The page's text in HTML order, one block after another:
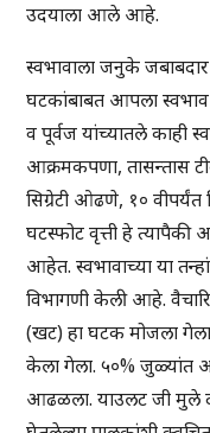
उदयाला आले आहे.
स्वभावाला जनुके
घटकांबाबत आपला
व पूर्वज यांच्यातले काही
आक्रमकपणा, तासन्तास
सिग्रेटी ओढणे, १०
घटस्फोट वृत्ती हे
आहेत. स्वभावाच्या या
विभागणी केली आहे.
(खट) हा घटक मोजला
केला गेला. ५०% जुळ्यांत
आढळला. याउलट जी मुले